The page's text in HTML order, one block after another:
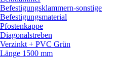
Befestigungsklammern-sonstige
Befestigungsmaterial
Pfostenkappe
Diagonalstreben
Verzinkt + PVC Grün
Länge 1500 mm